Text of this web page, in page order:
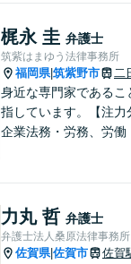
ければ可能な限り相談
けしております。まず
軽にお問い合わせくだ
梶永 圭 弁護士
筑紫はまゆう法律事務所
福岡県|筑紫野市 二
身近な専門家であるこ
指しています。【注力
企業法務・労務、労働
力丸 哲 弁護士
弁護士法人桑原法律事務
佐賀県|佐賀市 佐賀